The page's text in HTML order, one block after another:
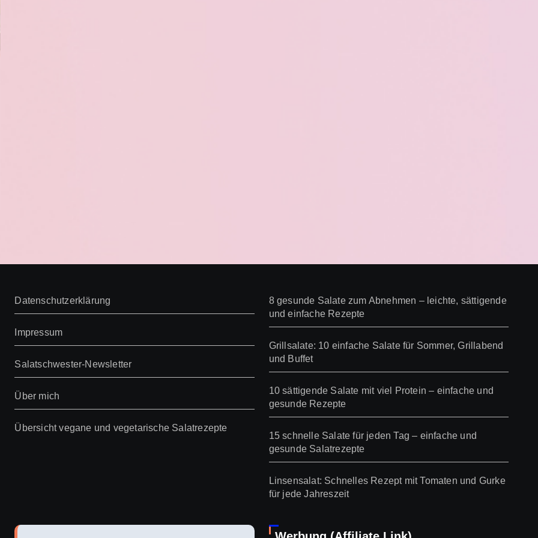
Datenschutzerklärung
Impressum
Salatschwester-Newsletter
Über mich
Übersicht vegane und vegetarische Salatrezepte
8 gesunde Salate zum Abnehmen – leichte, sättigende
und einfache Rezepte
Grillsalate: 10 einfache Salate für Sommer, Grillabend
und Buffet
10 sättigende Salate mit viel Protein – einfache und
gesunde Rezepte
15 schnelle Salate für jeden Tag – einfache und
gesunde Salatrezepte
Linsensalat: Schnelles Rezept mit Tomaten und Gurke
für jede Jahreszeit